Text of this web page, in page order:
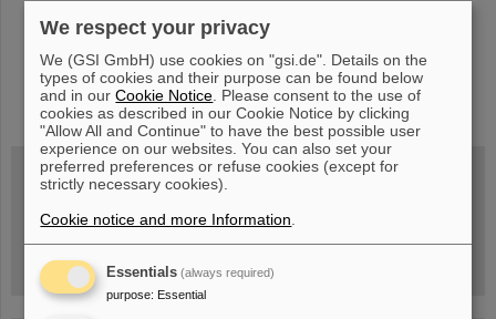
instagramlinkedin youtubehelmholtz.socialfacebook
Warum existiert nicht einfach nichts?
Anmeldung und weitere Informationen
We respect your privacy
We (GSI GmbH) use cookies on "gsi.de". Details on the
types of cookies and their purpose can be found below
and in ourCookie Notice . Please consent to the use of
cookies as described in our Cookie Notice by clicking
"Allow All and Continue" to have the best possible user
experience on our websites. You can also set your
preferred preferences or refuse cookies (except for
strictly necessary cookies).
Cookie notice and more Information
Essentials (always required)
purpose: Essential